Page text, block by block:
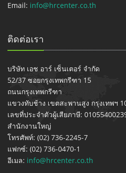
Email: info@hrcenter.co.th
ติดต่อเรา
บริษัท เอช อาร์ เซ็นเตอร์ จำกัด
52/37 ซอยกรุงเทพกรีฑา 15
ถนนกรุงเทพกรีฑา
แขวงทับช้าง เขตสะพานสูง กรุงเทพฯ
เลขที่ประจำตัวผู้เสียภาษี:
สำนักงานใหญ่
โทรศัพท์: (02) 736-2245-7
แฟกซ์: (02) 736-0470-1
อีเมล: info@hrcenter.co.th